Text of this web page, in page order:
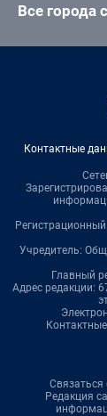
Все города
Контактные
Учредитель:
Главный
Адрес редакции:
Связаться
Редакция